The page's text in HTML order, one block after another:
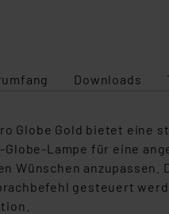
Downloads
Globe Gold bietet eine
Globe-Lampe für eine
Wünschen
gesteuert